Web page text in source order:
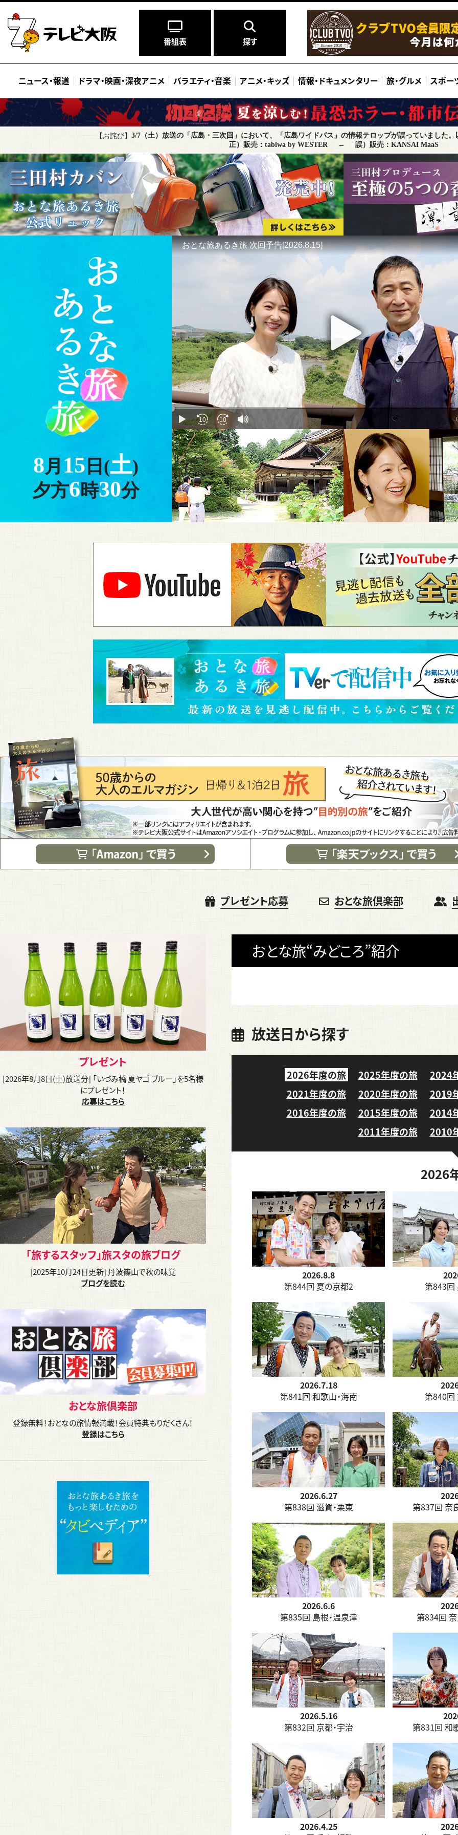
番組表 探す
ニュース・報道 ドラマ・映画・深夜アニメ バラエティ・音楽 アニメ・キッズ 情報・ ドキュメンタリー 旅・グルメ スポー
【お詫び】 3/7（土）放送の「広島・三次回」において、「広島ワイドパス」の情報テロップが誤っていました。
正）販売：tabiwa by WESTER
← 誤）販売：KANSAI MaaS
8月 15 日(土)
夕方6時30分
おとな旅あるき旅 次回予告[2026.8.15]
play
play
10 10
プレゼント応募 おとな旅倶楽部
プレゼント
[2026年8月8日(土)放送分] 「いづみ橋 夏ヤゴ ブルー」を5名様
にプレゼント！
応募はこちら
「旅するスタッフ」旅スタの旅ブログ
[2025年10月24日更新] 丹波篠山で秋の味覚
ブログを読む
おとな旅“みどころ”紹介
放送日から探す
2026年度の旅 2025年度の旅
2024
2021年度の旅
2020年度の旅
2019
2016年度の旅
2015年度の旅
2014
2011年度の旅
2010
2026
2026.8.8
第844回 夏の京都2
第843回
2026.7.18
第841回 和歌山・海南
第840回
2026.6.27
第838回 滋賀・栗東
第837回 奈
2026.6.6
第835回 島根・温泉津
第834回
2026.5.16
第832回 京都・宇治
第831回 和
2026.4.25
おとな旅倶楽部
登録無料！おとなの旅情報満載！会員特典もりだくさん！
登録はこちら